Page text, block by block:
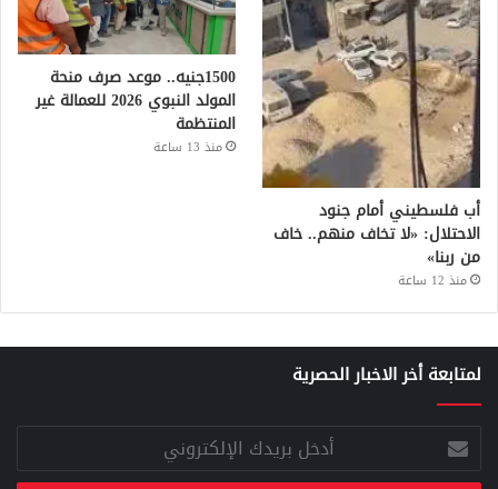
أب فلسطيني أمام جنود
الاحتلال: «لا تخاف منهم.. خاف
من ربنا»
منذ 12 ساعة
1500جنيه.. موعد صرف منحة
المولد النبوي 2026 للعمالة غير
المنتظمة
منذ 13 ساعة
لمتابعة أخر الاخبار الحصرية
أدخل
بريدك